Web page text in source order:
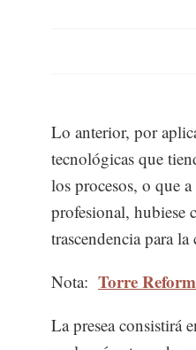
Lo anterior, por
tecnológicas que
los procesos, o que
profesional, hubiese
trascendencia para
Nota: Torre
La presea consistirá